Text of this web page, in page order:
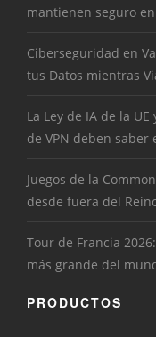
mantienen seguro
Ciberseguridad en
tus Datos mientras
La Ley de IA de la
de VPN deben saber
Juegos de la
desde fuera del
Tour de Francia
más grande del
PRODUCTOS